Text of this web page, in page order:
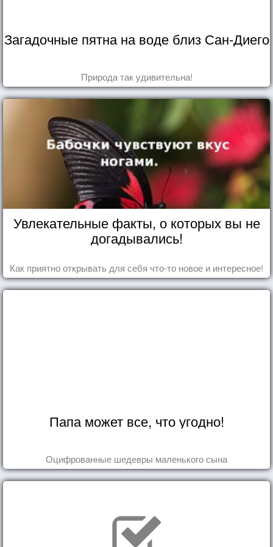
Загадочные пятна на воде близ Сан-Диего
Природа так удивительна!
Увлекательные факты, о которых вы не
догадывались!
Как приятно открывать для себя что-то новое и интересное!
Папа может все, что угодно!
Оцифрованные шедевры маленького сына